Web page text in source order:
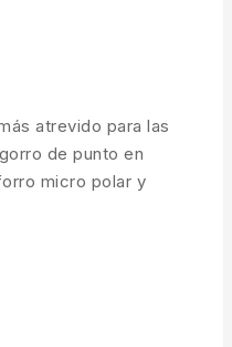
atrevido para las
de punto en
micro polar y